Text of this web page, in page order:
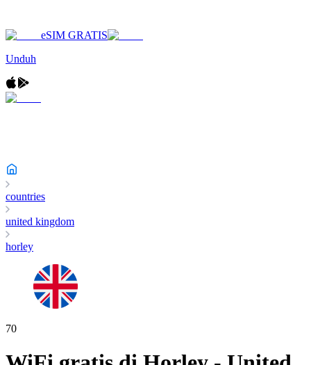
eSIM GRATIS
Unduh
countries
united kingdom
horley
70